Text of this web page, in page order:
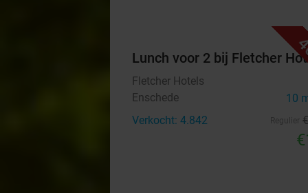
Lunch voor 2 bij Fletcher
Fletcher Hotels
Enschede
10
Verkocht: 4.842